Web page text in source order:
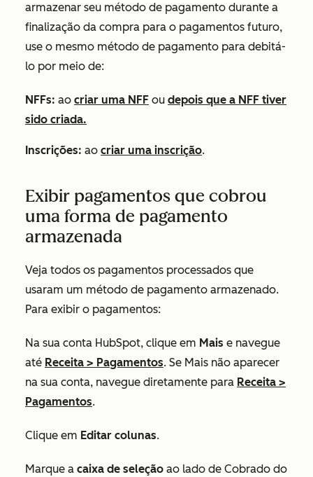
armazenar seu método de pagamento durante a
finalização da compra para o pagamentos futuro,
use o mesmo método de pagamento para debitá-
lo por meio de:
NFFs: ao criar uma NFF ou depois que a NFF tiver
sido criada.
Inscrições: ao criar uma inscrição.
Exibir pagamentos que cobrou
uma forma de pagamento
armazenada
Veja todos os pagamentos processados que
usaram um método de pagamento armazenado.
Para exibir o pagamentos:
Na sua conta HubSpot, clique em Mais e navegue
até Receita > Pagamentos. Se Mais não aparecer
na sua conta, navegue diretamente para Receita >
Pagamentos.
Clique em Editar colunas.
Marque a caixa de seleção ao lado de Cobrado do